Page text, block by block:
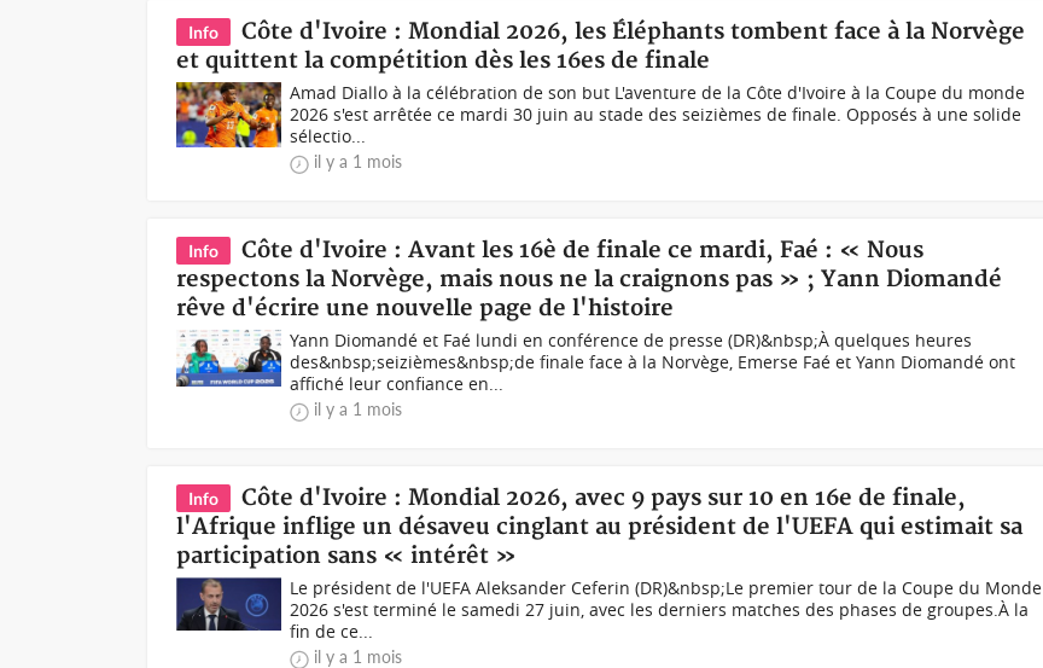
Info
Côte d'Ivoire : Mondial 2026, les Éléphants tombent face à la Norvège
et quittent la compétition dès les 16es de finale
Amad Diallo à la célébration de son but L'aventure de la Côte d'Ivoire à la Coupe du monde
2026 s'est arrêtée ce mardi 30 juin au stade des seizièmes de finale. Opposés à une solide
sélectio...
il y a 1 mois
Info
Côte d'Ivoire : Avant les 16è de finale ce mardi, Faé : « Nous
respectons la Norvège, mais nous ne la craignons pas » ; Yann Diomandé
rêve d'écrire une nouvelle page de l'histoire
Yann Diomandé et Faé lundi en conférence de presse (DR)&nbsp;À quelques heures
des&nbsp;seizièmes&nbsp;de finale face à la Norvège, Emerse Faé et Yann Diomandé ont
affiché leur confiance en...
il y a 1 mois
Info
Côte d'Ivoire : Mondial 2026, avec 9 pays sur 10 en 16e de finale,
l'Afrique inflige un désaveu cinglant au président de l'UEFA qui estimait sa
participation sans « intérêt »
Le président de l'UEFA Aleksander Ceferin (DR)&nbsp;Le premier tour de la Coupe du Monde
2026 s'est terminé le samedi 27 juin, avec les derniers matches des phases de groupes.À la
fin de ce...
il y a 1 mois